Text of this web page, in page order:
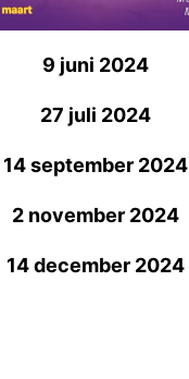
9 juni 2024
27 juli 2024
14 september 2024
2 november 2024
14 december 2024